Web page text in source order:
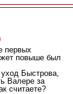
первых
повыше был
Быстрова,
Валере за
считаете?